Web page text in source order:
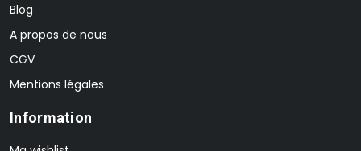
Blog
A propos de nous
CGV
Mentions légales
Information